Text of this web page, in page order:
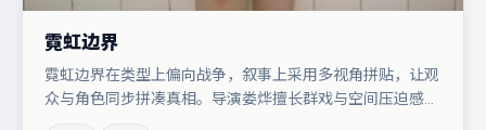
霓虹边界
霓虹边界在类型上偏向战争，叙事上采用多视角拼贴，让观
众与角色同步拼凑真相。导演娄烨擅长群戏与空间压迫感，